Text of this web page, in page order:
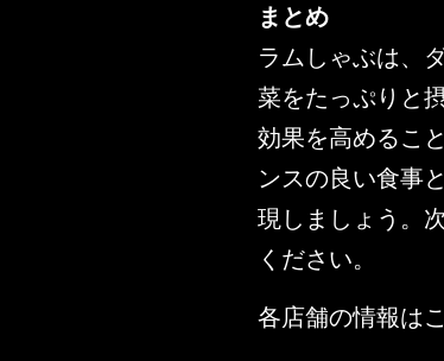
まとめ
ラムしゃぶは、
菜をたっぷりと
効果を高めるこ
ンスの良い食事
現しましょう。
ください。
各店舗の情報は